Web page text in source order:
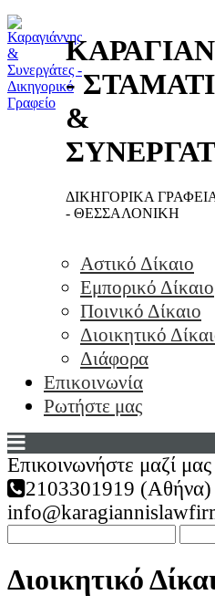
-
&
ΔΙΚΗΓΟΡΙΚΑ
- ΘΕΣΣΑΛΟΝΙΚΗ
Αστικό Δίκαιο
Εμπορικό Δίκαιο
Ποινικό Δίκαιο
Διοικητικό
Διάφορα
Επικοινωνία
Ρωτήστε μας
Επικοινωνήστε μαζί μας
2103301919 (Αθήνα)
Διοικητικό